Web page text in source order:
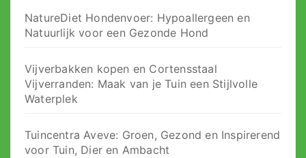
NatureDiet Hondenvoer: Hypoallergeen en
Natuurlijk voor een Gezonde Hond
Vijverbakken kopen en Cortensstaal
Vijverranden: Maak van je Tuin een Stijlvolle
Waterplek
Tuincentra Aveve: Groen, Gezond en Inspirerend
voor Tuin, Dier en Ambacht